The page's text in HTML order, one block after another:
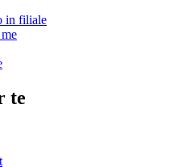
in filiale
te